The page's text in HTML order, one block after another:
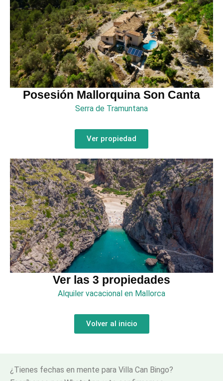
Posesión Mallorquina Son Canta
Serra de Tramuntana
Ver propiedad
Ver las 3 propiedades
Alquiler vacacional en Mallorca
Volver al inicio
¿Tienes fechas en mente para Villa Can Bingo?